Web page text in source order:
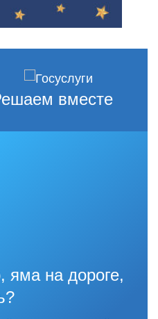
вместе
яма на дороге,